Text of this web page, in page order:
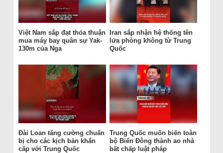
Việt Nam sắp đạt thỏa thuận
mua máy bay quân sự Yak-
130m của Nga
Iran sắp nhận hệ thống tên
lửa phòng không từ Trung
Quốc
Đài Loan tăng cường chuẩn
bị cho các kịch bản khẩn
cấp với Trung Quốc
Trung Quốc muốn biến toàn
bộ Biển Đông thành ao nhà
bất chấp luật pháp